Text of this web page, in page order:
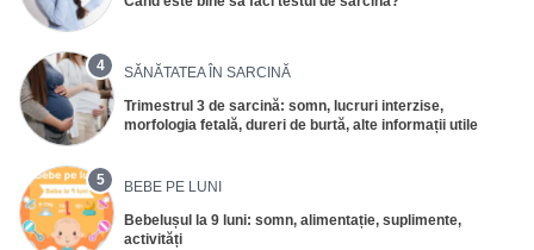
4
SĂNĂTATEA ÎN SARCINĂ
Trimestrul 3 de sarcină: somn, lucruri interzise,
morfologia fetală, dureri de burtă, alte informații utile
5
BEBE PE LUNI
Bebelușul la 9 luni: somn, alimentație, suplimente,
activități